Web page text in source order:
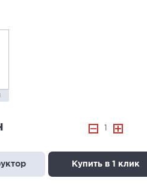
Купить в 1 клик